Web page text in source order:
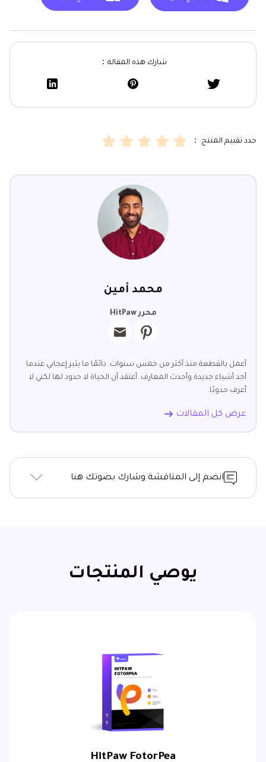
شارك هذه المقالة：
حدد تقييم المنتج ：
محمد أمين
محرر HitPaw
أعمل بالقطعة منذ أكثر من خمس سنوات. دائمًا ما يثير إعجابي عندما
أجد أشياء جديدة وأحدث المعارف. أعتقد أن الحياة لا حدود لها لكني لا
أعرف حدودًا.
عرض كل المقالات
انضم إلى المناقشة وشارك بصوتك هنا
يوصي المنتجات
HitPaw FotorPea